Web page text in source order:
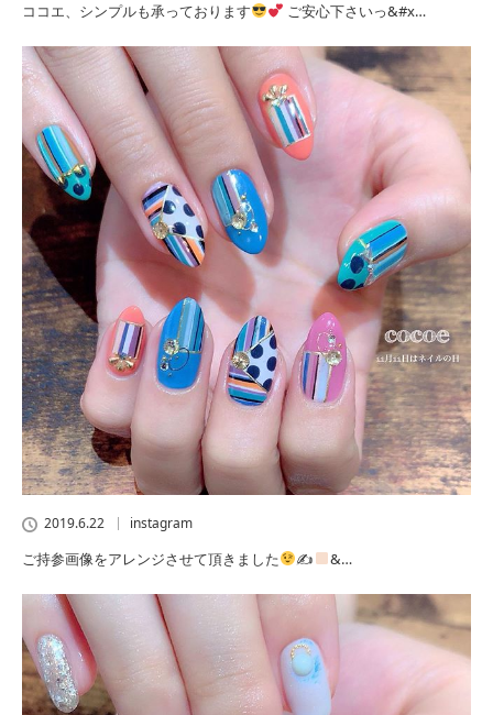
ココエ、シンプルも承っております ご安心下さいっ&#x…
2019.6.22 instagram
ご持参画像をアレンジさせて頂きました ✍ &…